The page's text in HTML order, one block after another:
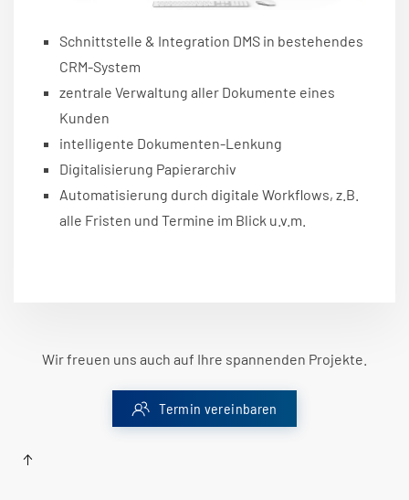
Schnittstelle & Integration DMS in bestehendes
CRM-System
zentrale Verwaltung aller Dokumente eines
Kunden
intelligente Dokumenten-Lenkung
Digitalisierung Papierarchiv
Automatisierung durch digitale Workflows, z.B.
alle Fristen und Termine im Blick u.v.m.
Wir freuen uns auch auf Ihre spannenden Projekte.
Termin vereinbaren